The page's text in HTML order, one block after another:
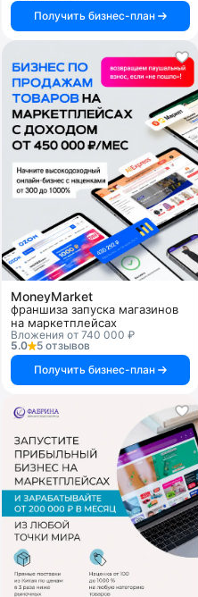
Получить бизнес-план
MoneyMarket
франшиза запуска магазинов
на маркетплейсах
Вложения от 740 000 ₽
5.0
5 отзывов
Получить бизнес-план